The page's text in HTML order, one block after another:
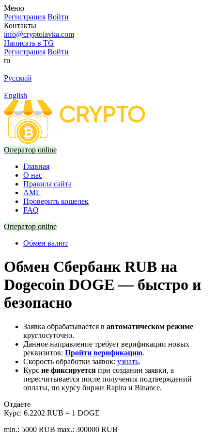
Меню
Регистрация Войти
Контакты
info@cryptolavka.com
Написать в TG
Регистрация Войти
ru
Русский
English
Оператор online
Главная
О нас
Правила сайта
AML
Проверить кошелек
FAQ
Оператор online
Обмен валют
Обмен Сбербанк RUB на
Dogecoin DOGE — быстро и
безопасно
Заявка обрабатывается в автоматическом режиме
круглосуточно.
Данное направление требует верификации новых
реквизитов: Пройти верификацию.
Скорость обработки заявок: узнать.
Курс не фиксируется при создании заявки, а
пересчитывается после получения подтверждений
оплаты, по курсу биржи Rapira и Binance.
Отдаете
Курс: 6.2202 RUB = 1 DOGE
min.: 5000 RUB max.: 300000 RUB